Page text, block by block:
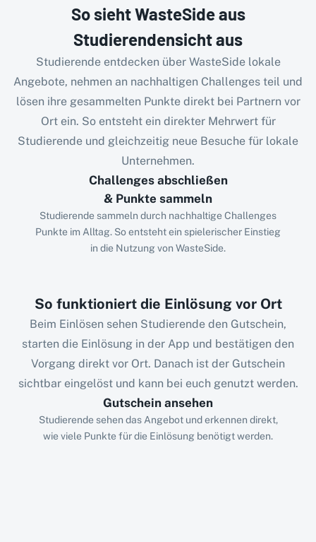
So sieht WasteSide aus
Studierendensicht aus
Studierende entdecken über WasteSide lokale
Angebote, nehmen an nachhaltigen Challenges teil und
lösen ihre gesammelten Punkte direkt bei Partnern vor
Ort ein. So entsteht ein direkter Mehrwert für
Studierende und gleichzeitig neue Besuche für lokale
Unternehmen.
Challenges abschließen
& Punkte sammeln
Studierende sammeln durch nachhaltige Challenges
Punkte im Alltag. So entsteht ein spielerischer Einstieg
in die Nutzung von WasteSide.
So funktioniert die Einlösung vor Ort
Beim Einlösen sehen Studierende den Gutschein,
starten die Einlösung in der App und bestätigen den
Vorgang direkt vor Ort. Danach ist der Gutschein
sichtbar eingelöst und kann bei euch genutzt werden.
Gutschein ansehen
Studierende sehen das Angebot und erkennen direkt,
wie viele Punkte für die Einlösung benötigt werden.